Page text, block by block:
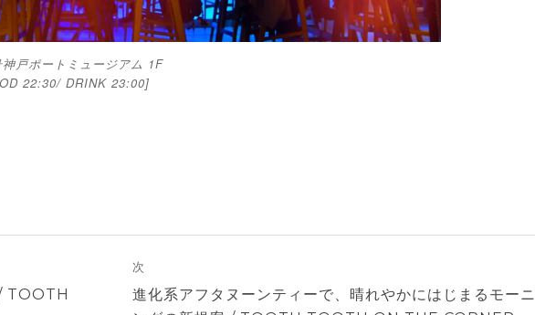
戸ポートミュージアム 1F
22:30/ DRINK 23:00]
TOOTH
次
次
進化系アフタヌーンティーで、晴れやかにはじまるモーニ